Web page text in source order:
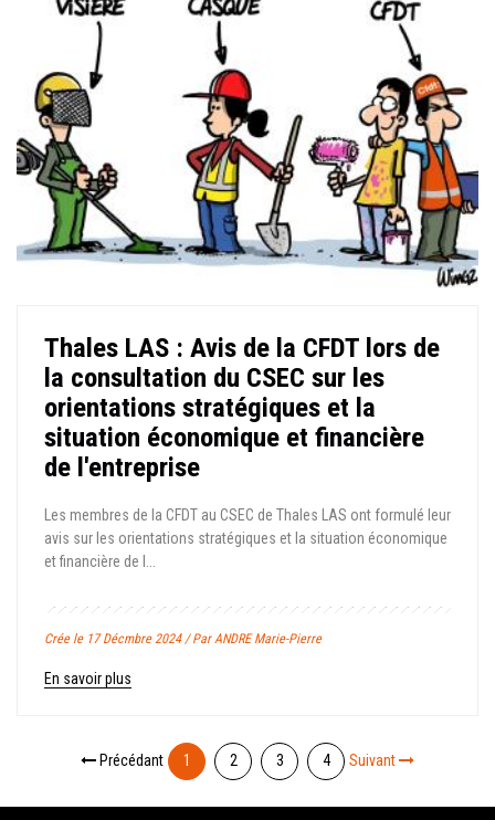
Thales LAS : Avis de la CFDT lors de
la consultation du CSEC sur les
orientations stratégiques et la
situation économique et financière
de l'entreprise
Les membres de la CFDT au CSEC de Thales LAS ont formulé leur
avis sur les orientations stratégiques et la situation économique
et financière de l...
Crée le 17 Décmbre 2024 / Par ANDRE Marie-Pierre
En savoir plus
Précédant 1 2 3 4 Suivant